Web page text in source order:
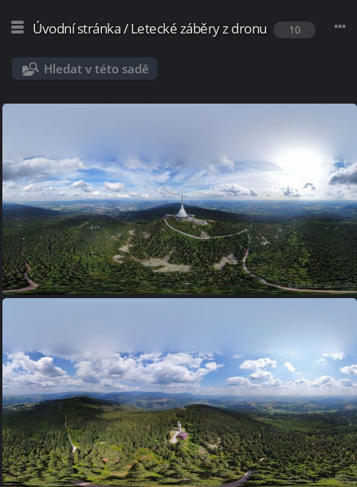
Úvodní stránka/Letecké záběry z dronu 10
Hledat v této sadě